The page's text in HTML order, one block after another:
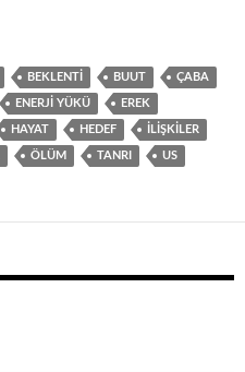
BEKLENTI BUUT ÇABA
ENERJI YÜKÜ EREK
HAYAT HEDEF ILIŞKILER
ÖLÜM TANRI US